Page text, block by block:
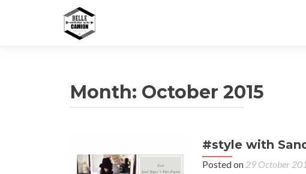
Month: October 2015
#style with
Posted on 29 October